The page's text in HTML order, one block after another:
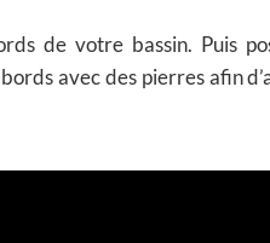
de votre bassin. Puis
avec des pierres afin